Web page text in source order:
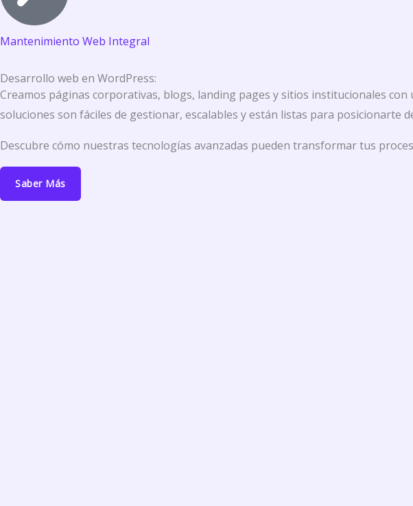
Mantenimiento Web Integral
Desarrollo web en WordPress:
Creamos páginas corporativas, blogs, landing pages y sitios institucionales
soluciones son fáciles de gestionar, escalables y están listas para posicionarte
Descubre cómo nuestras tecnologías avanzadas pueden transformar tus
Saber Más